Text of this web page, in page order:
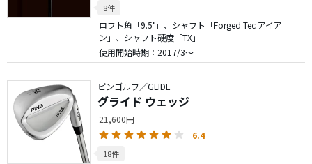
8件
ロフト角「9.5°」、シャフト「Forged Tec アイア
ン」、シャフト硬度「TX」
使用開始時期：2017/3～
ピンゴルフ／GLIDE
グライド ウェッジ
21,600円
6.4
18件